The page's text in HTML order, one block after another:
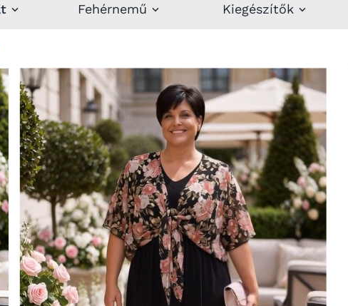
Fehérnemű Kiegészítők